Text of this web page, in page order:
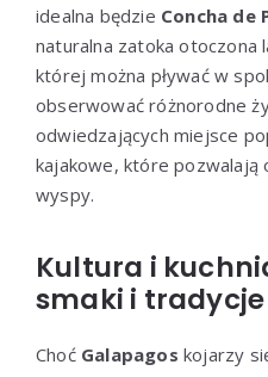
idealna będzie Concha de
naturalna zatoka otoczona
której można pływać w
obserwować różnorodne
odwiedzających miejsce
kajakowe, które pozwalają
wyspy.
Kultura i
smaki i
Choć Galapagos kojarzy